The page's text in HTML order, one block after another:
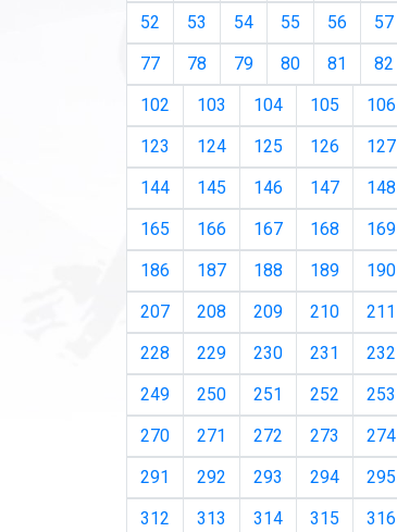
52
53 54 55 56 57
77
78 79 80 81 82
102
103 104 105 106
123
124 125 126 127
144
145 146 147 148
165
166 167 168 169
186
187 188 189 190
207
208 209 210 211
228
229 230 231 232
249
250 251 252 253
270
271 272 273 274
291
292 293 294 295
312
313 314 315 316